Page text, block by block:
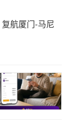
航厦门-马尼